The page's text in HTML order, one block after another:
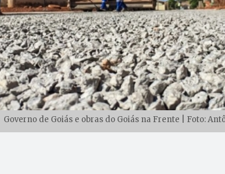
Governo de Goiás e obras do Goiás na Frente | Foto: